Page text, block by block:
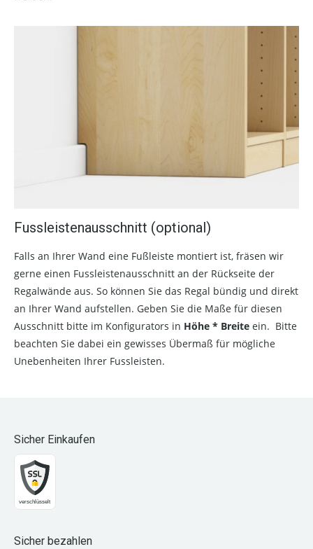
Fussleistenausschnitt (optional)
Falls an Ihrer Wand eine Fußleiste montiert ist, fräsen wir
gerne einen Fussleistenausschnitt an der Rückseite der
Regalwände aus. So können Sie das Regal bündig und direkt
an Ihrer Wand aufstellen. Geben Sie die Maße für diesen
Ausschnitt bitte im Konfigurators in Höhe * Breite ein. Bitte
beachten Sie dabei ein gewisses Übermaß für mögliche
Unebenheiten Ihrer Fussleisten.
Sicher Einkaufen
Sicher bezahlen